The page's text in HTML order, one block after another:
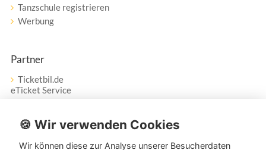
Tanzschule registrieren
Werbung
Partner
Ticketbil.de
eTicket Service
Vertrag widerrufen
🍪 Wir verwenden Cookies
Wir können diese zur Analyse unserer Besucherdaten